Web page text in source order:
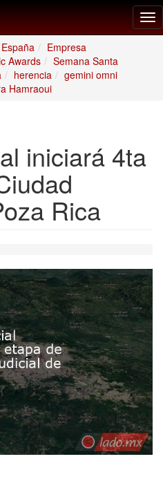
España
Empresa
Awards
Semana Santa
herencia
gemini omni
Hamraoui
iniciará 4ta
Rica